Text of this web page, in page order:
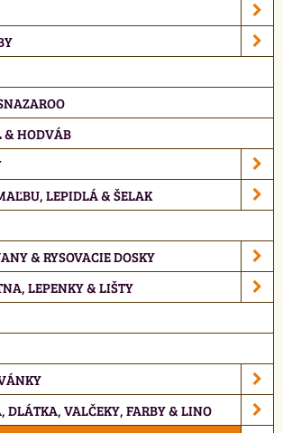
& HODVÁB
LEPIDLÁ & ŠELAK
& RYSOVACIE DOSKY
LEPENKY & LIŠTY
DLÁTKA, VALČEKY, FARBY & LINO